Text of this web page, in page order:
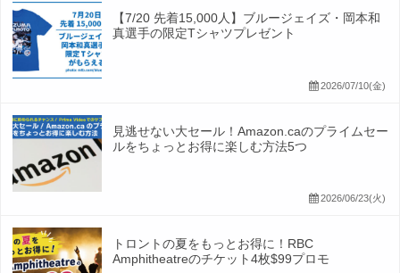
【7/20 先着15,000人】ブルージェイズ・岡本和
真選手の限定Tシャツプレゼント
2026/07/10(金)
見逃せない大セール！Amazon.caのプライムセー
ルをちょっとお得に楽しむ方法5つ
2026/06/23(火)
トロントの夏をもっとお得に！RBC
Amphitheatreのチケット4枚$99プロモ